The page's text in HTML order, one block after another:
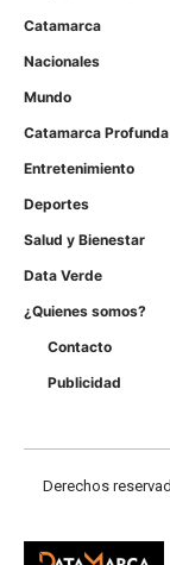
Catamarca
Nacionales
Mundo
Catamarca Profunda
Entretenimiento
Deportes
Salud y Bienestar
Data Verde
¿Quienes somos?
Contacto
Publicidad
Derechos